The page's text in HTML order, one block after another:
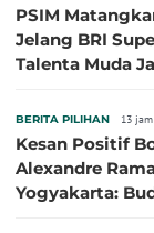
PSIM
Jelang BRI
Talenta Muda
BERITA PILIHAN 13
Kesan Positif
Alexandre
Yogyakarta: